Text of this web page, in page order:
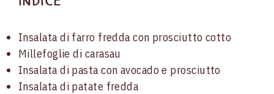
Insalata di farro fredda con prosciutto cotto
Millefoglie di carasau
Insalata di pasta con avocado e prosciutto
Insalata di patate fredda